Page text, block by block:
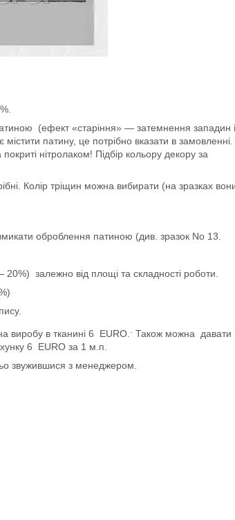
(ефект «старіння» — затемнення западин і
патину, це потрібно вказати в замовленні.
нітролаком! Підбір кольору декору за
Колір тріщин можна вибирати (на зразках
оброблення патиною (див. зразок No 13.
залежно від площі та складності роботи.
виробу в тканині 6 EURO.
Також можна давати
6 EURO за 1 м.п.
звужившися з менеджером.